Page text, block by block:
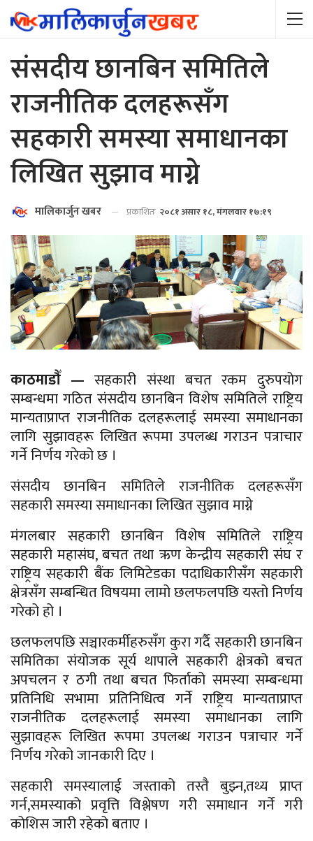
संसदीय छानबिन समितिले
राजनीतिक दलहरूसँग
सहकारी समस्या समाधानका
लिखित सुझाव माग्ने
मालिकार्जुन खबर प्रकाशितः २०८१ असार १८, मंगलवार १७:१९
काठमाडौँ — सहकारी संस्था बचत रकम दुरुपयोग
सम्बन्धमा गठित संसदीय छानबिन विशेष समितिले राष्ट्रिय
मान्यताप्राप्त राजनीतिक दलहरूलाई समस्या समाधानका
लागि सुझावहरू लिखित रूपमा उपलब्ध गराउन पत्राचार
गर्ने निर्णय गरेको छ ।
संसदीय छानबिन समितिले राजनीतिक दलहरूसँग
सहकारी समस्या समाधानका लिखित सुझाव माग्ने
मंगलबार सहकारी छानबिन विशेष समितिले राष्ट्रिय
सहकारी महासंघ, बचत तथा ऋण केन्द्रीय सहकारी संघ र
राष्ट्रिय सहकारी बैंक लिमिटेडका पदाधिकारीसँग सहकारी
क्षेत्रसँग सम्बन्धित विषयमा लामो छलफलपछि यस्तो निर्णय
गरेको हो ।
छलफलपछि सञ्चारकर्मीहरुसँग कुरा गर्दै सहकारी छानबिन
समितिका संयोजक सूर्य थापाले सहकारी क्षेत्रको बचत
अपचलन र ठगी तथा बचत फिर्ताको समस्या सम्बन्धमा
प्रतिनिधि सभामा प्रतिनिधित्व गर्ने राष्ट्रिय मान्यताप्राप्त
राजनीतिक दलहरूलाई समस्या समाधानका लागि
सुझावहरू लिखित रूपमा उपलब्ध गराउन पत्राचार गर्ने
निर्णय गरेको जानकारी दिए ।
सहकारी समस्यालाई जस्ताको तस्तै बुझ्न,तथ्य प्राप्त
गर्न,समस्याको प्रवृत्ति विश्लेषण गरी समाधान गर्ने गरी
कोशिस जारी रहेको बताए ।